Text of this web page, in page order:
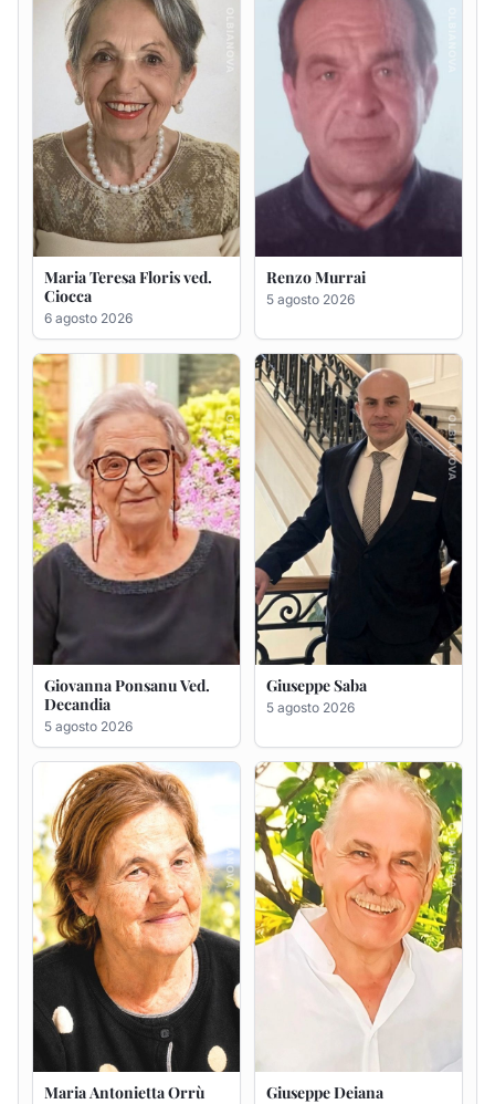
Giovanna Ponsanu Ved.
Decandia
5 agosto 2026
Giuseppe Saba
5 agosto 2026
Maria Antonietta Orrù
ved. Peddio
5 agosto 2026
Giuseppe Deiana
5 agosto 2026